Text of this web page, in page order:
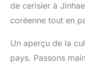
de cerisier à
coréenne tout en
Un aperçu de la
pays. Passons